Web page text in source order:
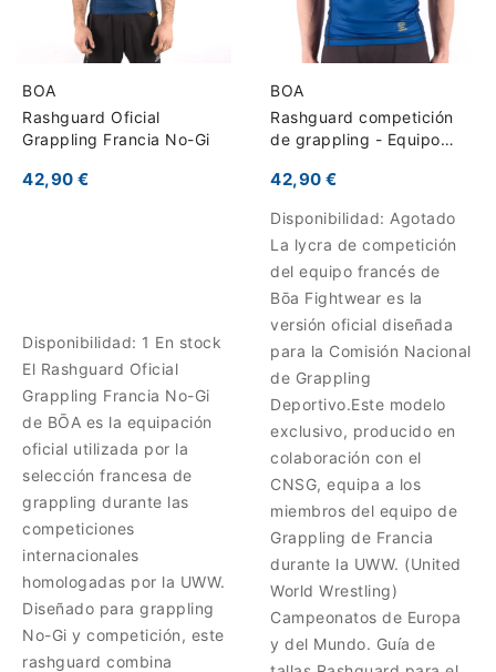
BOA
Rashguard Oficial
Grappling Francia No-Gi
42,90 €
Disponibilidad: 1 En stock
El Rashguard Oficial
Grappling Francia No-Gi
de BŌA es la equipación
oficial utilizada por la
selección francesa de
grappling durante las
competiciones
internacionales
homologadas por la UWW.
Diseñado para grappling
No-Gi y competición, este
rashguard combina
BOA
Rashguard competición
de grappling - Equipo
42,90 €
Disponibilidad: Agotado
La lycra de competición
del equipo francés de
Bōa Fightwear es la
versión oficial diseñada
para la Comisión Nacional
de Grappling
Deportivo.Este modelo
exclusivo, producido en
colaboración con el
CNSG, equipa a los
miembros del equipo de
Grappling de Francia
durante la UWW. (United
World Wrestling)
Campeonatos de Europa
y del Mundo. Guía de